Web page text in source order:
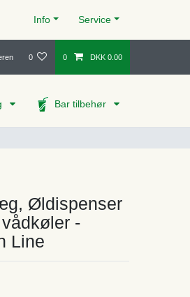
Info Service
0 0 DKK 0.00
Bar tilbehør
Øldispenser
-
Line